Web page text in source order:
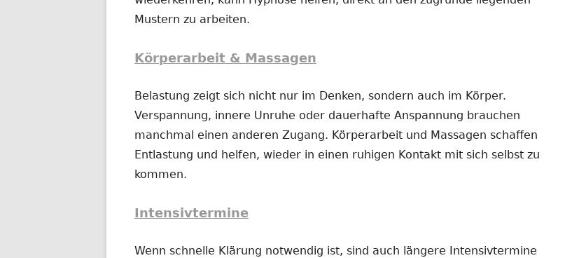
Mustern zu arbeiten.
Körperarbeit & Massagen
Belastung zeigt sich nicht nur im Denken, sondern auch im Körper.
Verspannung, innere Unruhe oder dauerhafte Anspannung brauchen
manchmal einen anderen Zugang. Körperarbeit und Massagen schaffen
Entlastung und helfen, wieder in einen ruhigen Kontakt mit sich selbst zu
kommen.
Intensivtermine
Wenn schnelle Klärung notwendig ist, sind auch längere Intensivtermine